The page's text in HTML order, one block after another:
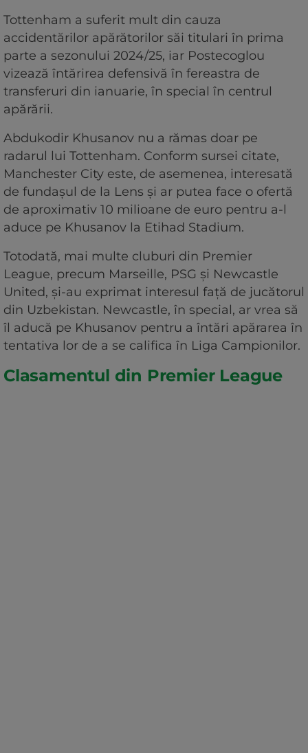
Tottenham a suferit mult din cauza
accidentărilor apărătorilor săi titulari în prima
parte a sezonului 2024/25, iar Postecoglou
vizează întărirea defensivă în fereastra de
transferuri din ianuarie, în special în centrul
apărării.
Abdukodir Khusanov nu a rămas doar pe
radarul lui Tottenham. Conform sursei citate,
Manchester City este, de asemenea, interesată
de fundașul de la Lens și ar putea face o ofertă
de aproximativ 10 milioane de euro pentru a-l
aduce pe Khusanov la Etihad Stadium.
Totodată, mai multe cluburi din Premier
League, precum Marseille, PSG și Newcastle
United, și-au exprimat interesul față de jucătorul
din Uzbekistan. Newcastle, în special, ar vrea să
îl aducă pe Khusanov pentru a întări apărarea în
tentativa lor de a se califica în Liga Campionilor.
Clasamentul din Premier League